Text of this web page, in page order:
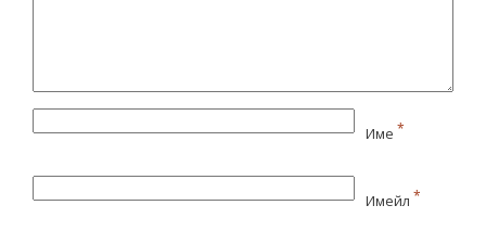
Име *
Имейл *